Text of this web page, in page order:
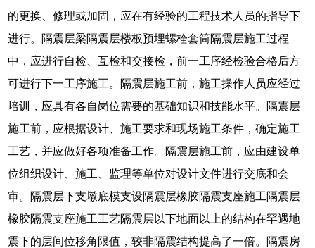
的更换、修理或加固，应在有经验的工程技术人员的指导下
进行。隔震层梁隔震层楼板预埋螺栓套筒隔震层施工过程
中，应进行自检、互检和交接检，前一工序经检验合格后方
可进行下一工序施工。隔震层施工前，施工操作人员应经过
培训，应具有各自岗位需要的基础知识和技能水平。隔震层
施工前，应根据设计、施工要求和现场施工条件，确定施工
工艺，并应做好各项准备工作。隔震层施工前，应由建设单
位组织设计、施工、监理等单位对设计文件进行交底和会
审。隔震层下支墩底模支设隔震层橡胶隔震支座施工隔震层
橡胶隔震支座施工工艺隔震层以下地面以上的结构在罕遇地
震下的层间位移角限值，较非隔震结构提高了一倍。隔震房